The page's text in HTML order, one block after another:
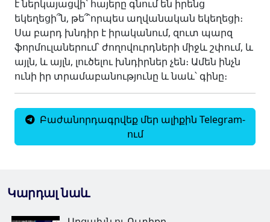
Կարդալ նաև
է ներկայացվի՝ հայերը գնում են իրենց
եկեղեցի՞ն, թե՞՝որպես աղվանական եկեղեցի։
Սա բարդ խնդիր է իրականում, զուտ պարզ
ֆորմուլաներում՝ ժողովուրդների միջև շփում, և
այլն, և այլն, լուծելու խնդիրներ չեն։ Ամեն ինչն
ունի իր տրամաբանությունը և նաև՝ գինը։
Բաժանորդագրվեք մեր ալիքին Telegram-
ում